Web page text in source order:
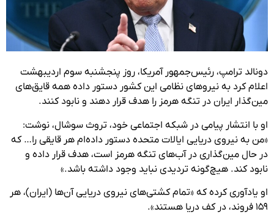
دونالد ترامپ، رئیس‌جمهور آمریکا، روز پنجشنبه سوم اردیبهشت
اعلام کرد به نیروهای نظامی این کشور دستور داده همه قایق‌های
مین‌گذار ایران در تنگه هرمز را هدف قرار دهند و نابود کنند.
او با انتشار پیامی در شبکه اجتماعی خود، تروث سوشال، نوشت:
«من به نیروی دریایی ایالات متحده دستور داده‌ام هر قایقی را… که
در حال مین‌گذاری در آب‌های تنگه هرمز است، هدف قرار داده و
نابود کند. هیچ‌گونه تردیدی نباید وجود داشته باشد.»
او یادآوری کرده که «تمام کشتی‌های نیروی دریایی آن‌ها (ایران)، هر
۱۵۹ فروند، در کف دریا هستند».